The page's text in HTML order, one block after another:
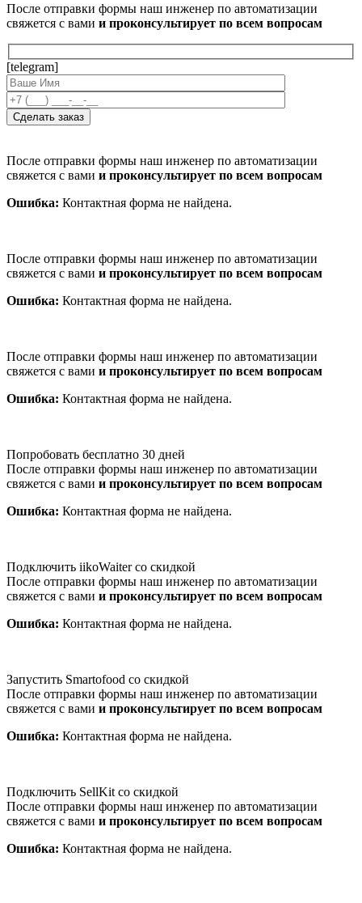
После отправки формы наш инженер по автоматизации
свяжется с вами и проконсультирует по всем вопросам
[telegram]
После отправки формы наш инженер по автоматизации
свяжется с вами и проконсультирует по всем вопросам
Ошибка: Контактная форма не найдена.
После отправки формы наш инженер по автоматизации
свяжется с вами и проконсультирует по всем вопросам
Ошибка: Контактная форма не найдена.
После отправки формы наш инженер по автоматизации
свяжется с вами и проконсультирует по всем вопросам
Ошибка: Контактная форма не найдена.
Попробовать бесплатно 30 дней
После отправки формы наш инженер по автоматизации
свяжется с вами и проконсультирует по всем вопросам
Ошибка: Контактная форма не найдена.
Подключить iikoWaiter со скидкой
После отправки формы наш инженер по автоматизации
свяжется с вами и проконсультирует по всем вопросам
Ошибка: Контактная форма не найдена.
Запустить Smartofood со скидкой
После отправки формы наш инженер по автоматизации
свяжется с вами и проконсультирует по всем вопросам
Ошибка: Контактная форма не найдена.
Подключить SellKit со скидкой
После отправки формы наш инженер по автоматизации
свяжется с вами и проконсультирует по всем вопросам
Ошибка: Контактная форма не найдена.